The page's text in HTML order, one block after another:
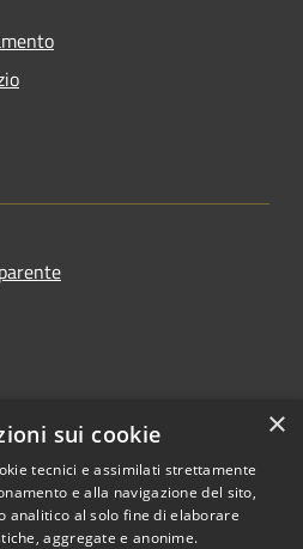
×
sui cookie
tecnici e assimilati strettamente
e alla navigazione del sito,
analitico al solo fine di elaborare
aggregate e anonime.